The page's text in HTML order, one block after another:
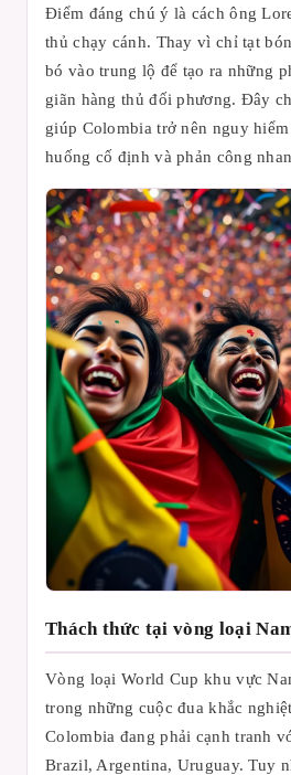
Điểm đáng chú ý là cách ông
thủ chạy cánh. Thay vì chỉ tạt
bó vào trung lộ để tạo ra những
giãn hàng thủ đối phương. Đây
giúp Colombia trở nên nguy
huống cố định và phản công
Thách thức tại vòng loại
Vòng loại World Cup khu vực
trong những cuộc đua khắc
Colombia đang phải cạnh tranh
Brazil, Argentina, Uruguay. Tuy